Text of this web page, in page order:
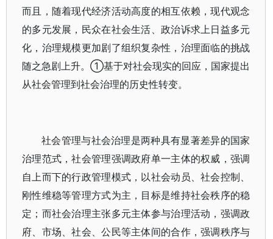
而且，随着现代经济活动高度的相互依赖，现代观念
的多元发展，民众在社会生活、政治诉求上日益多元
化，治理规模更加剧了组织复杂性，治理面临的挑战
随之急剧上升。①基于对社会现实的回应，国家提出
从社会管理到社会治理的历史性转变。
社会管理与社会治理是两种具有显著差异的国家
治理范式，社会管理强调政府单一主体的权威，强调
自上而下的行政管理模式，以社会动员、社会控制、
刚性维稳等管理方式为主，目标是维持社会秩序的稳
定；而社会治理主张多元主体参与治理活动，强调政
府、市场、社会、公民等主体间的合作，强调秩序与